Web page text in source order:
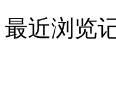
最近浏览